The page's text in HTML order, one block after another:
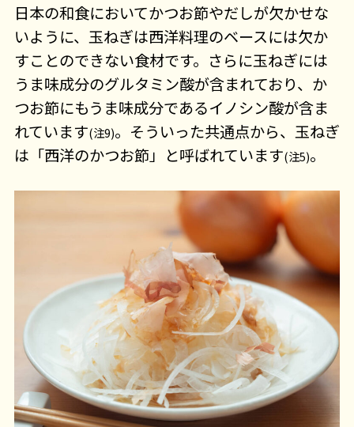
日本の和食においてかつお節やだしが欠かせな
いように、玉ねぎは西洋料理のベースには欠か
すことのできない食材です。さらに玉ねぎには
うま味成分のグルタミン酸が含まれており、か
つお節にもうま味成分であるイノシン酸が含ま
れています(注9)。そういった共通点から、玉ねぎ
は「西洋のかつお節」と呼ばれています(注5)。